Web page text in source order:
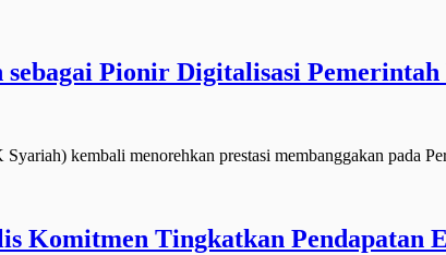
Pionir Digitalisasi Pemerintah
kembali menorehkan prestasi membanggakan pada
Komitmen Tingkatkan Pendapatan